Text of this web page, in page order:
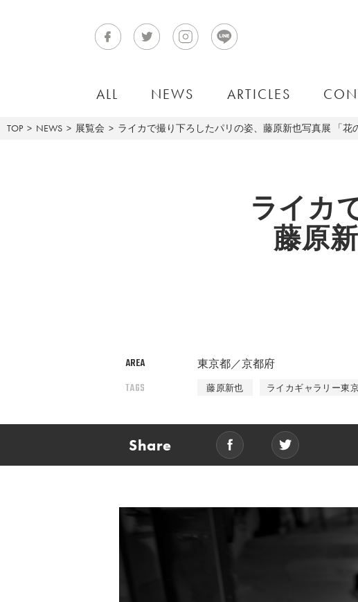
ALL NEWS ARTICLES
TOP NEWS 展覧会 ライカで撮り下ろしたパリの姿、藤原新也写真展 「花の
ライカ
藤原
AREA 東京都／京都府
TAGS 藤原新也 ライカギャラリー東
Share